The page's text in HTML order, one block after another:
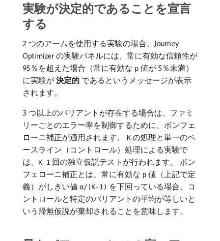
実験が決定的であることを宣言
する
2 つのアームを使用する実験の場合、Journey
Optimizer の実験パネルには、常に有効な信頼性が
95％を超えた場合（常に有効な p 値が 5％未満）
に実験が​ 決定的 ​であるというメッセージが表示
されます。
3 つ以上のバリアントが存在する場合は、ファミ
リーごとのエラー率を制御するために、ボンフェ
ローニ補正が適用されます。
K の処理と単一のベ
ースライン（コントロール）処理による実験で
は、
K-1 回の独立仮説テストが行われます。 ボン
フェローニ補正とは、常に有効な p 値（上記で定
義）がしきい値 α/(K-1) を下回っている場合、コ
ントロールと特定のバリアントの平均が等しいと
いう帰無仮説が棄却されることを意味します。